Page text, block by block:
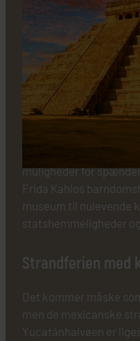
destinationen for dig.
bogstaveligtste
ruinbyerne fra de
aztekerne har
bygningsværker og
kommer også tæt på
landet og mærker
landsdelene, når du
Hovedstaden Mexico
muligheder for
Frida Kahlos
museum til nulevende
statshemmeligheder
Strandferien med
Det kommer måske
men de mexicanske
Yucatánhalvøen er